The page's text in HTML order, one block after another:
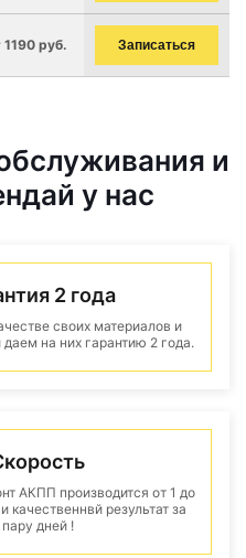
1190 руб. Записаться
и
у нас
2 года
своих материалов и
на них гарантию 2 года.
АКПП производится от 1 до
качественнвй результат за
пару дней !